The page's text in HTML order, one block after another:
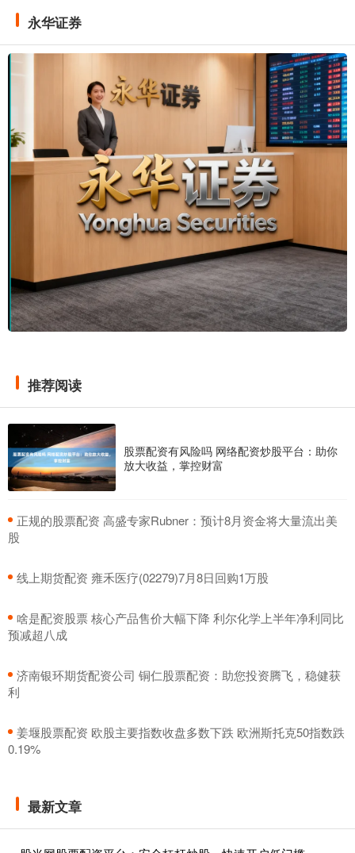
永华证券
推荐阅读
股票配资有风险吗 网络配资炒股平台：助你
放大收益，掌控财富
​正规的股票配资 高盛专家Rubner：预计8月资金将大量流出美
股
​线上期货配资 雍禾医疗(02279)7月8日回购1万股
​啥是配资股票 核心产品售价大幅下降 利尔化学上半年净利同比
预减超八成
​济南银环期货配资公司 铜仁股票配资：助您投资腾飞，稳健获
利
​姜堰股票配资 欧股主要指数收盘多数下跌 欧洲斯托克50指数跌
0.19%
最新文章